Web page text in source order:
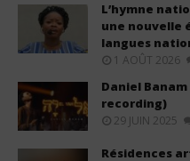
L’hymne
une nouvelle
langues
1 AOÛT 2026
Daniel Banam
recording)
29 JUIN 2025
Résidences